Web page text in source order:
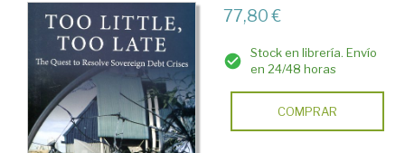
77,80 €
Stock en librería. Envío
en 24/48 horas
COMPRAR